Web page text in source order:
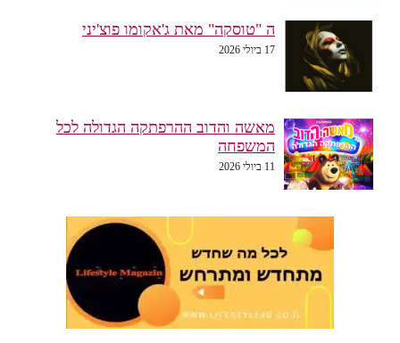
ה "טוסקה" מאת ג'אקומו פוצ'יני
מאשה והדוב ההרפתקה הגדולה לכל
המשפחה
11 ביולי 2026